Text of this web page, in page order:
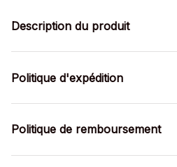
Description du produit
Politique d'expédition
Politique de remboursement